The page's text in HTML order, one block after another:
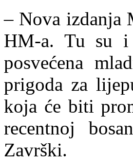
– Nova izdanja
HM-a. Tu su i
posvećena
prigoda za
koja će biti
recentnoj
Završki.